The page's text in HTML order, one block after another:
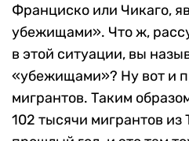
Франциско или Чикаго,
убежищами». Что ж,
в этой ситуации, вы
«убежищами»? Ну вот и
мигрантов. Таким
102 тысячи мигрантов